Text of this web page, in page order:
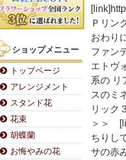
Ｐリ
おわ
ファン
エトヴ
系の リ
スの
リック
＞＞
ちりし
サの赤
ショップメニュー
トップページ
アレンジメント
スタンド花
花束
胡蝶蘭
お悔やみの花